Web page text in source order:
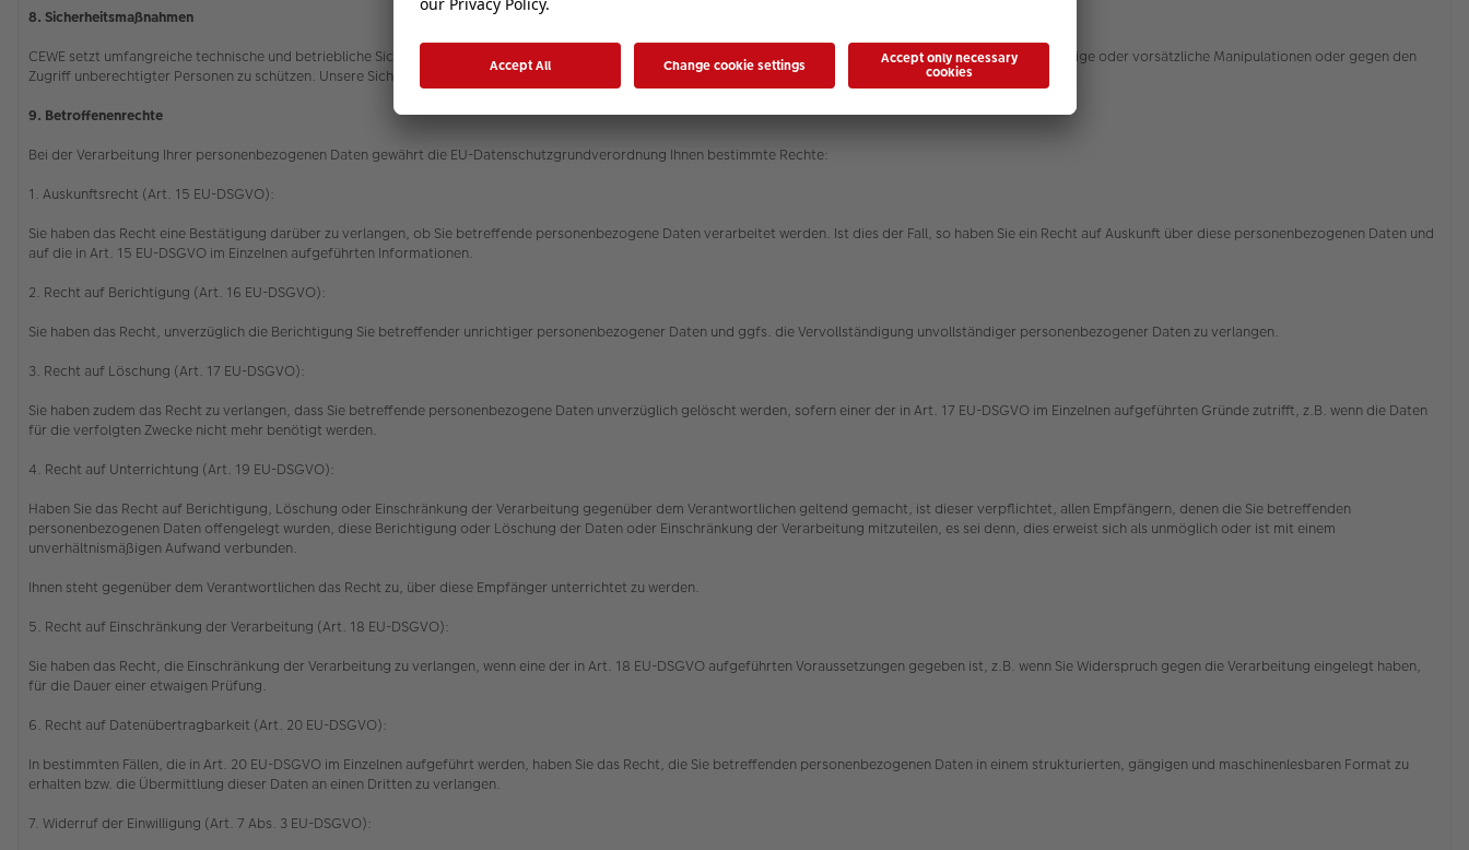
8. Sicherheitsmaßnahmen
CEWE setzt umfangreiche technische und betriebliche Sicherheitsvorkehrungen ein, um Ihre bei uns verwalteten personenbezogenen Daten gegen Missbrauch, zufällige oder vorsätzliche Manipulationen oder gegen den
Zugriff unberechtigter Personen zu schützen. Unsere Sicherheitsverfahren werden entsprechend der technologischen Entwicklung fortlaufend verbessert.
9. Betroffenenrechte
Bei der Verarbeitung Ihrer personenbezogenen Daten gewährt die EU-Datenschutzgrundverordnung Ihnen bestimmte Rechte:
1. Auskunftsrecht (Art. 15 EU-DSGVO):
Sie haben das Recht eine Bestätigung darüber zu verlangen, ob Sie betreffende personenbezogene Daten verarbeitet werden. Ist dies der Fall, so haben Sie ein Recht auf Auskunft über diese personenbezogenen Daten und
auf die in Art. 15 EU-DSGVO im Einzelnen aufgeführten Informationen.
2. Recht auf Berichtigung (Art. 16 EU-DSGVO):
Sie haben das Recht, unverzüglich die Berichtigung Sie betreffender unrichtiger personenbezogener Daten und ggfs. die Vervollständigung unvollständiger personenbezogener Daten zu verlangen.
3. Recht auf Löschung (Art. 17 EU-DSGVO):
Sie haben zudem das Recht zu verlangen, dass Sie betreffende personenbezogene Daten unverzüglich gelöscht werden, sofern einer der in Art. 17 EU-DSGVO im Einzelnen aufgeführten Gründe zutrifft, z.B. wenn die Daten
für die verfolgten Zwecke nicht mehr benötigt werden.
4. Recht auf Unterrichtung (Art. 19 EU-DSGVO):
Haben Sie das Recht auf Berichtigung, Löschung oder Einschränkung der Verarbeitung gegenüber dem Verantwortlichen geltend gemacht, ist dieser verpflichtet, allen Empfängern, denen die Sie betreffenden
personenbezogenen Daten offengelegt wurden, diese Berichtigung oder Löschung der Daten oder Einschränkung der Verarbeitung mitzuteilen, es sei denn, dies erweist sich als unmöglich oder ist mit einem
unverhältnismäßigen Aufwand verbunden.
Ihnen steht gegenüber dem Verantwortlichen das Recht zu, über diese Empfänger unterrichtet zu werden.
5. Recht auf Einschränkung der Verarbeitung (Art. 18 EU-DSGVO):
Sie haben das Recht, die Einschränkung der Verarbeitung zu verlangen, wenn eine der in Art. 18 EU-DSGVO aufgeführten Voraussetzungen gegeben ist, z.B. wenn Sie Widerspruch gegen die Verarbeitung eingelegt haben,
für die Dauer einer etwaigen Prüfung.
6. Recht auf Datenübertragbarkeit (Art. 20 EU-DSGVO):
In bestimmten Fällen, die in Art. 20 EU-DSGVO im Einzelnen aufgeführt werden, haben Sie das Recht, die Sie betreffenden personenbezogenen Daten in einem strukturierten, gängigen und maschinenlesbaren Format zu
erhalten bzw. die Übermittlung dieser Daten an einen Dritten zu verlangen.
7. Widerruf der Einwilligung (Art. 7 Abs. 3 EU-DSGVO):